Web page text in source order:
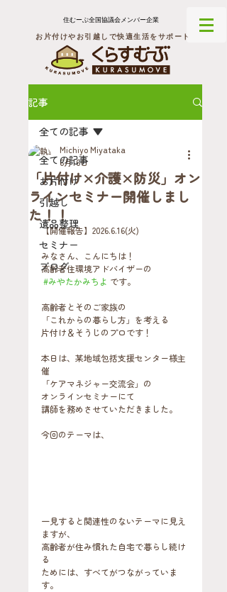
住むーぶ全国協議会メンバー企業
お片付けやお引越しで快適生活をサポート
記事
全ての記事
お片付け
引越し
遺品整理
セミナー
ブログ
全ての記事
「片付け×介護×防災」オン
ラインセミナー開催しまし
た！！
Michiyo Miyataka
6月16日
【開催報告】2026.6.16(火)
みなさん、こんにちは！
高齢者住環境アドバイザーの
#みやたかみちよ です。
高齢者とそのご家族の
「これからの暮らし方」を考える
片付け＆そうじのプロです！
本日は、某地域包括支援センター様主
催
「ケアマネジャー交流会」の
オンラインセミナーにて
講師を務めさせていただきました。
今回のテーマは、
一見すると関連性のないテーマに見え
ますが、
高齢者が住み慣れた自宅で暮らし続け
る
ためには、すべてがつながっていま
す。